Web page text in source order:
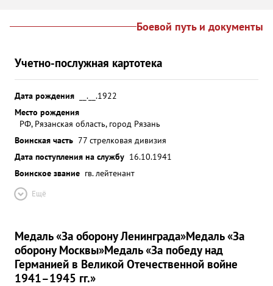
Боевой путь и документы
Учетно-послужная картотека
Дата рождения
__.__.1922
Место рождения
РФ, Рязанская область, город Рязань
Воинская часть 77 стрелковая дивизия
Дата поступления на службу 16.10.1941
Воинское звание гв. лейтенант
Ещё
Медаль «За оборону Ленинграда»Медаль «За
оборону Москвы»Медаль «За победу над
Германией в Великой Отечественной войне
1941–1945 гг.»